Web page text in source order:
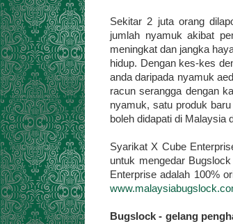
Sekitar 2 juta orang
jumlah nyamuk akibat
meningkat dan jangka
hidup. Dengan kes-kes
anda daripada nyamuk
racun serangga dengan
nyamuk, satu produk
boleh didapati di Malaysia
Syarikat X Cube
untuk mengedar
Enterprise adalah 100%
Bugslock - gelang